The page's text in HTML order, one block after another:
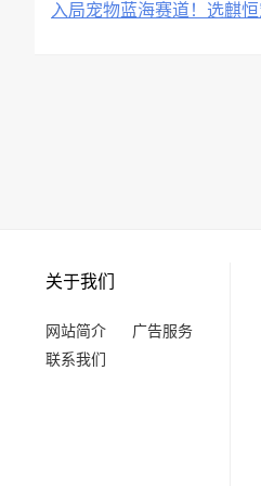
入局宠物蓝海赛道！选麒
关于我们
网站简介
广告服务
联系我们